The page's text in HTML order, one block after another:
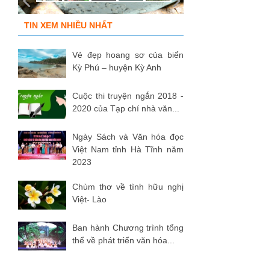
TIN XEM NHIỀU NHẤT
Vẻ đẹp hoang sơ của biển
Kỳ Phú – huyện Kỳ Anh
Cuộc thi truyện ngắn 2018 -
2020 của Tạp chí nhà văn...
Ngày Sách và Văn hóa đọc
Việt Nam tỉnh Hà Tĩnh năm
2023
Chùm thơ về tình hữu nghị
Việt- Lào
Ban hành Chương trình tổng
thể về phát triển văn hóa...